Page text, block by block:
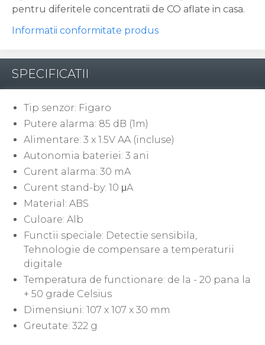
pentru diferitele concentratii de CO aflate in casa.
Informatii conformitate produs
SPECIFICATII
Tip senzor: Figaro
Putere alarma: 85 dB (1m)
Alimentare: 3 x 1.5V AA (incluse)
Autonomia bateriei: 3 ani
Curent alarma: 30 mA
Curent stand-by: 10 μA
Material: ABS
Culoare: Alb
Functii speciale: Detectie sensibila,
Tehnologie de compensare a temperaturii
digitale
Temperatura de functionare: de la - 20 pana la
+ 50 grade Celsius
Dimensiuni: 107 x 107 x 30 mm
Greutate: 322 g